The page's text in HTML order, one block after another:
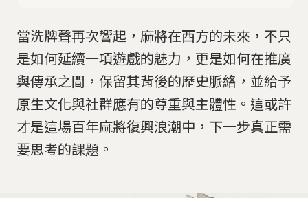
當洗牌聲再次響起，麻將在西方的未來，不只
是如何延續一項遊戲的魅力，更是如何在推廣
與傳承之間，保留其背後的歷史脈絡，並給予
原生文化與社群應有的尊重與主體性。這或許
才是這場百年麻將復興浪潮中，下一步真正需
要思考的課題。